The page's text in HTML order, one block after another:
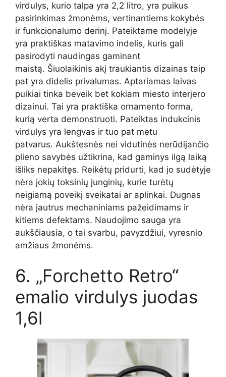
virdulys, kurio talpa yra 2,2 litro, yra puikus
pasirinkimas žmonėms, vertinantiems kokybės
ir funkcionalumo derinį. Pateiktame modelyje
yra praktiškas matavimo indelis, kuris gali
pasirodyti naudingas gaminant
maistą. Šiuolaikinis akį traukiantis dizainas taip
pat yra didelis privalumas. Aptariamas laivas
puikiai tinka beveik bet kokiam miesto interjero
dizainui. Tai yra praktiška ornamento forma,
kurią verta demonstruoti. Pateiktas indukcinis
virdulys yra lengvas ir tuo pat metu
patvarus. Aukštesnės nei vidutinės nerūdijančio
plieno savybės užtikrina, kad gaminys ilgą laiką
išliks nepakitęs. Reikėtų pridurti, kad jo sudėtyje
nėra jokių toksinių junginių, kurie turėtų
neigiamą poveikį sveikatai ar aplinkai. Dugnas
nėra jautrus mechaniniams pažeidimams ir
kitiems defektams. Naudojimo sauga yra
aukščiausia, o tai svarbu, pavyzdžiui, vyresnio
amžiaus žmonėms.
6. „Forchetto Retro“
emalio virdulys juodas
1,6l